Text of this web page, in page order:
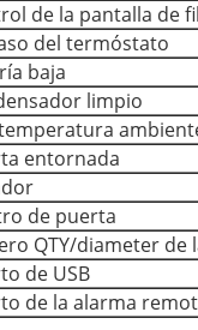
de la pantalla de
del termóstato
baja
limpio
entornada
de puerta
QTY/diameter de
de USB
de la alarma